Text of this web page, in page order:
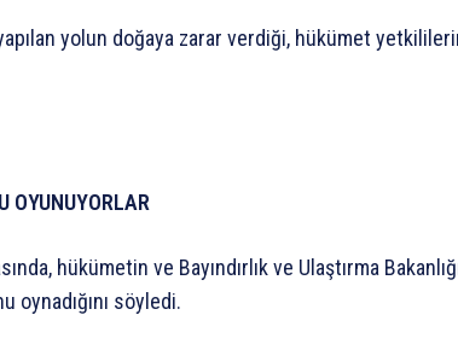
yolun doğaya zarar verdiği, hükümet
OYUNUYORLAR
hükümetin ve Bayındırlık ve Ulaştırma
oynadığını söyledi.